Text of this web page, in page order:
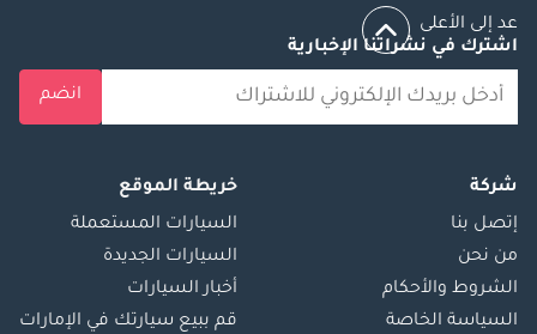
بيع سيارتك: املأ
النموذج هنا: نوفر
خدمة الدفع النقدي
المبكرة.
المرجع: 12471AC
عد إلى الأعلى
اشترك في نشراتنا الإخبارية
انضم
شركة
إتصل بنا
من نحن
الشروط والأحكام
السياسة الخاصة
خريطة الموقع
السيارات المستعملة
السيارات الجديدة
أخبار السيارات
قم ببيع سيارتك في الإمارات